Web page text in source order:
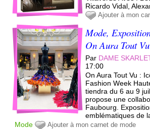
Ricardo Vidal,
Ajouter à mon
Mode,
On Aura Tout Vu
Par DAME
17:00
On Aura Tout Vu :
Fashion Week
tiendra du 6 au 9
propose une
Faubourg.
emblématiques de
Mode
Ajouter à mon carnet de mode